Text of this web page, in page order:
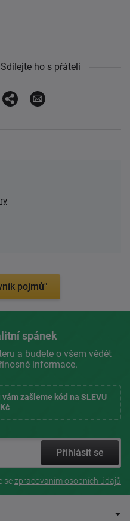
ho s přáteli
pojmů"
spánek
a budete o všem vědět
informace.
zašleme kód na SLEVU
Přihlásit se
sezpracovaním osobních údajů